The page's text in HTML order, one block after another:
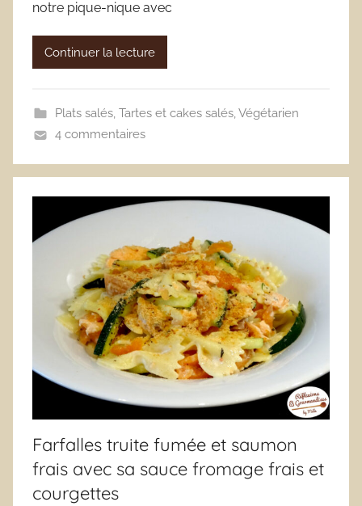
notre pique-nique avec
Continuer la lecture
Plats salés, Tartes et cakes salés,Végétarien
4 commentaires
Farfalles truite fumée et saumon
frais avec sa sauce fromage frais et
courgettes